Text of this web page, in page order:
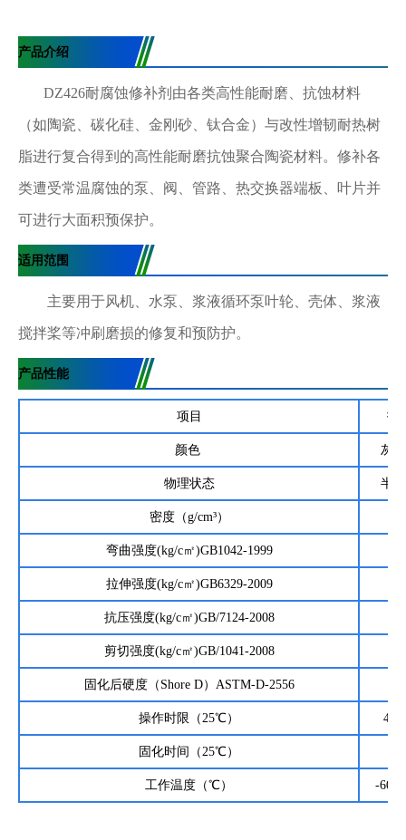
产品介绍
DZ426耐腐蚀修补剂由各类高性能耐磨、抗蚀材料
（如陶瓷、碳化硅、金刚砂、钛合金）与改性增韧耐热树
脂进行复合得到的高性能耐磨抗蚀聚合陶瓷材料。修补各
类遭受常温腐蚀的泵、阀、管路、热交换器端板、叶片并
可进行大面积预保护。
适用范围
主要用于风机、水泵、浆液循环泵叶轮、壳体、浆液
搅拌桨等冲刷磨损的修复和预防护。
产品性能
项目 指
颜色 灰
物理状态 半
密度（g/cm³）
弯曲强度(kg/c㎡)GB1042-1999
拉伸强度(kg/c㎡)GB6329-2009
抗压强度(kg/c㎡)GB/7124-2008
剪切强度(kg/c㎡)GB/1041-2008
固化后硬度（Shore D）ASTM-D-2556
操作时限（25℃）
固化时间（25℃）
工作温度（℃） -60